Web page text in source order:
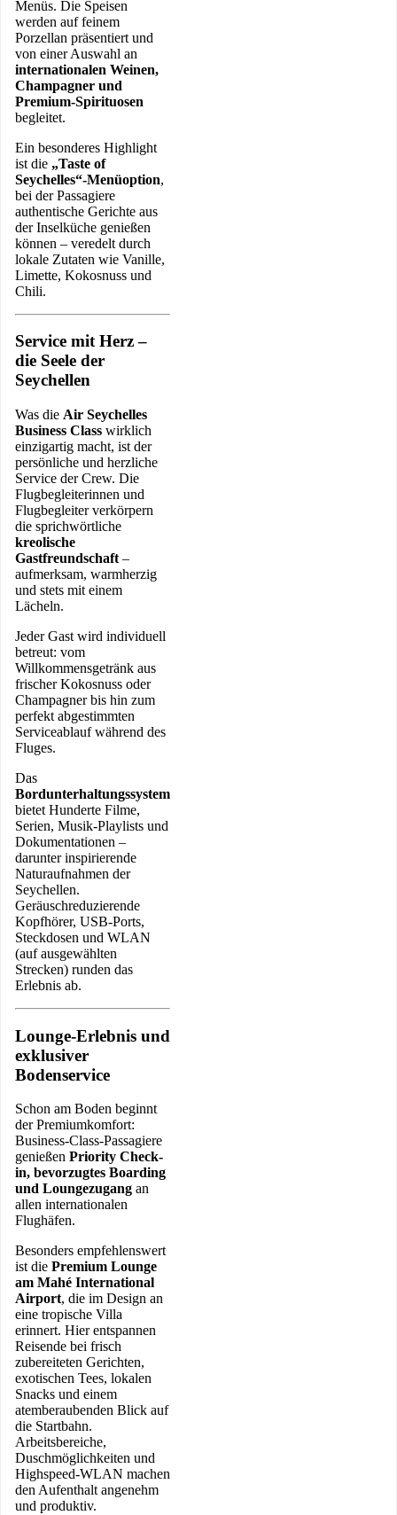
Menüs. Die Speisen
werden auf feinem
Porzellan präsentiert und
von einer Auswahl an
internationalen Weinen,
Champagner und
Premium-Spirituosen
begleitet.
Ein besonderes Highlight
ist die „Taste of
Seychelles“-Menüoption,
bei der Passagiere
authentische Gerichte aus
der Inselküche genießen
können – veredelt durch
lokale Zutaten wie Vanille,
Limette, Kokosnuss und
Chili.
Service mit Herz –
die Seele der
Seychellen
Was die Air Seychelles
Business Class wirklich
einzigartig macht, ist der
persönliche und herzliche
Service der Crew. Die
Flugbegleiterinnen und
Flugbegleiter verkörpern
die sprichwörtliche
kreolische
Gastfreundschaft –
aufmerksam, warmherzig
und stets mit einem
Lächeln.
Jeder Gast wird individuell
betreut: vom
Willkommensgetränk aus
frischer Kokosnuss oder
Champagner bis hin zum
perfekt abgestimmten
Serviceablauf während des
Fluges.
Das
Bordunterhaltungssystem
bietet Hunderte Filme,
Serien, Musik-Playlists und
Dokumentationen –
darunter inspirierende
Naturaufnahmen der
Seychellen.
Geräuschreduzierende
Kopfhörer, USB-Ports,
Steckdosen und WLAN
(auf ausgewählten
Strecken) runden das
Erlebnis ab.
Lounge-Erlebnis und
exklusiver
Bodenservice
Schon am Boden beginnt
der Premiumkomfort:
Business-Class-Passagiere
genießen Priority Check-
in, bevorzugtes Boarding
und Loungezugang an
allen internationalen
Flughäfen.
Besonders empfehlenswert
ist die Premium Lounge
am Mahé International
Airport, die im Design an
eine tropische Villa
erinnert. Hier entspannen
Reisende bei frisch
zubereiteten Gerichten,
exotischen Tees, lokalen
Snacks und einem
atemberaubenden Blick auf
die Startbahn.
Arbeitsbereiche,
Duschmöglichkeiten und
Highspeed-WLAN machen
den Aufenthalt angenehm
und produktiv.